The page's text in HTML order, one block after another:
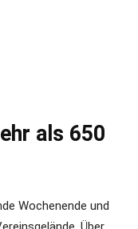
als 650
Wochenende und